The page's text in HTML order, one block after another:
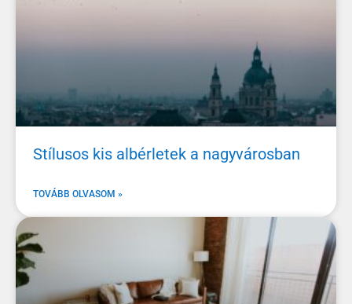
Stílusos kis albérletek a nagyvárosban
TOVÁBB OLVASOM »